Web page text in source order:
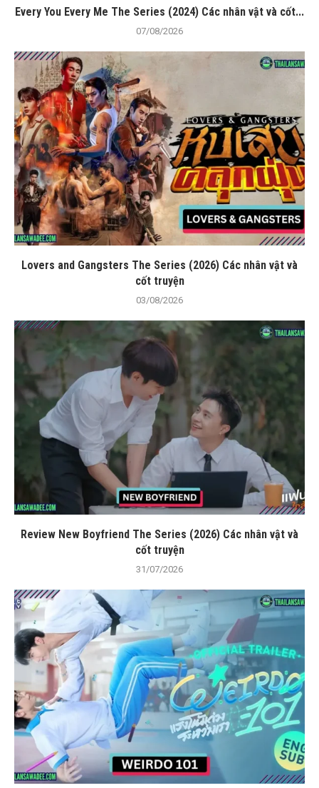
Every You Every Me The Series (2024) Các nhân vật và cốt...
07/08/2026
Lovers and Gangsters The Series (2026) Các nhân vật và
cốt truyện
03/08/2026
Review New Boyfriend The Series (2026) Các nhân vật và
cốt truyện
31/07/2026